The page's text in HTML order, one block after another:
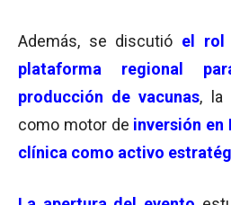
Además, se discutió el rol
plataforma regional
producción de vacunas, la
como motor de inversión en
clínica como activo